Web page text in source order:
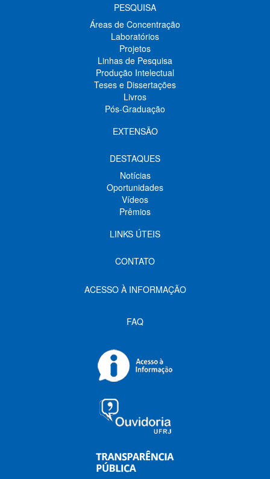
PESQUISA
Áreas de Concentração
Laboratórios
Projetos
Linhas de Pesquisa
Produção Intelectual
Teses e Dissertações
Livros
Pós-Graduação
EXTENSÃO
DESTAQUES
Notícias
Oportunidades
Vídeos
Prêmios
LINKS ÚTEIS
CONTATO
ACESSO À INFORMAÇÃO
FAQ